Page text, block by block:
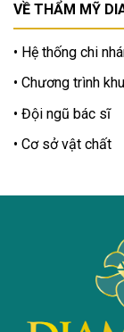
VỀ THẨM MỸ
Hệ thống chi
Chương trình
Đội ngũ bác sĩ
Cơ sở vật chất